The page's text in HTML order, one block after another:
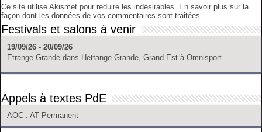
Ce site utilise Akismet pour réduire les indésirables. En savoir plus sur la
façon dont les données de vos commentaires sont traitées
Festivals et salons à venir
19/09/26 - 20/09/26
Etrange Grande dans Hettange Grande, Grand Est à Omnisport
Appels à textes PdE
AOC : AT Permanent